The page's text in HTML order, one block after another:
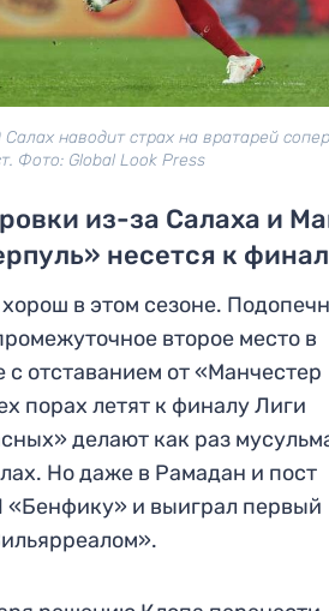
наводит страх на вратарей
Фото: Global Look Press
из-за Салаха и
несется к
в этом сезоне.
второе место в
отставанием от «Манчестер
порах летят к финалу Лиги
делают как раз
Но даже в Рамадан и пост
и выиграл первый